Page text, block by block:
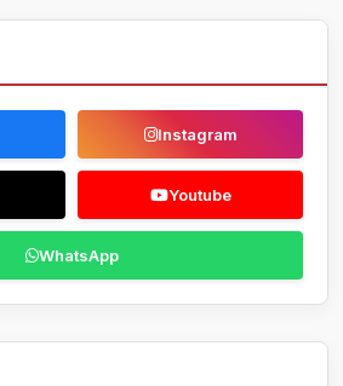
Instagram
Youtube
WhatsApp